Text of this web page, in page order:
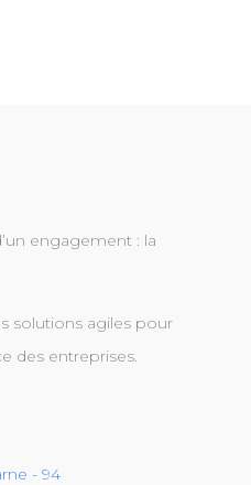
engagement : la
solutions agiles pour
des entreprises.
- 94